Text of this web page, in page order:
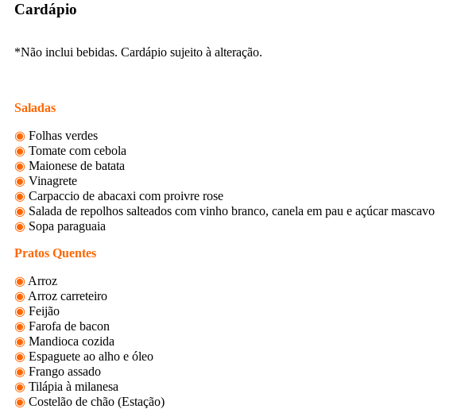
Cardápio
*Não inclui bebidas. Cardápio sujeito à alteração.
Saladas
◉ Folhas verdes
◉ Tomate com cebola
◉ Maionese de batata
◉ Vinagrete
◉ Carpaccio de abacaxi com proivre rose
◉ Salada de repolhos salteados com vinho branco, canela em pau e açúcar mascavo
◉ Sopa paraguaia
Pratos Quentes
◉ Arroz
◉ Arroz carreteiro
◉ Feijão
◉ Farofa de bacon
◉ Mandioca cozida
◉ Espaguete ao alho e óleo
◉ Frango assado
◉ Tilápia à milanesa
◉ Costelão de chão (Estação)